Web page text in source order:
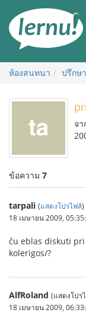
สารบัญ
ห้องสนทนา ปรึกษา
จา
ข้อความ 7
tarpali (แสดงโปรไฟล์)
18 เมษายน 2009,
ĉu eblas diskuti
kolerigos/?
AlfRoland (แสดงโปร
18 เมษายน 2009,